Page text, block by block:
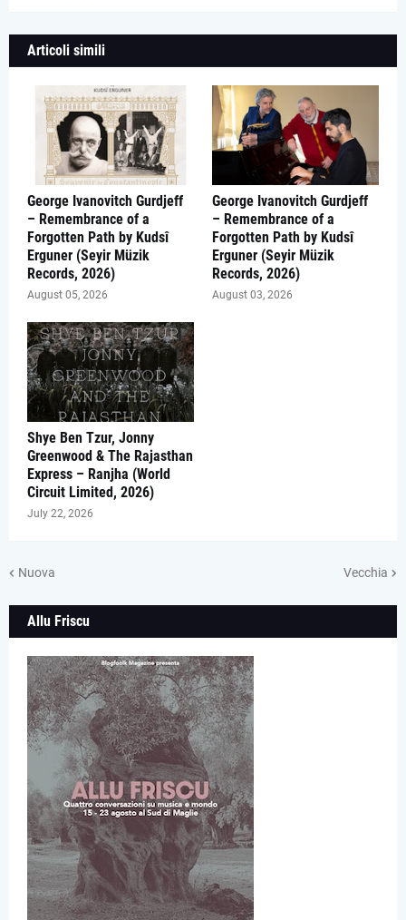
Articoli simili
George Ivanovitch Gurdjeff
– Remembrance of a
Forgotten Path by Kudsî
Erguner (Seyir Müzik
Records, 2026)
August 05, 2026
George Ivanovitch Gurdjeff
– Remembrance of a
Forgotten Path by Kudsî
Erguner (Seyir Müzik
Records, 2026)
August 03, 2026
Shye Ben Tzur, Jonny
Greenwood & The Rajasthan
Express – Ranjha (World
Circuit Limited, 2026)
July 22, 2026
Nuova Vecchia
Allu Friscu